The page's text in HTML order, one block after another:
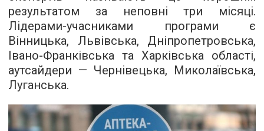
результатом за неповні три місяці.
Лідерами-учасниками програми є
Вінницька, Львівська, Дніпропетровська,
Івано-Франківська та Харківська області,
аутсайдери — Чернівецька, Миколаївська,
Луганська.